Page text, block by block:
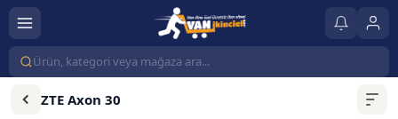
ZTE Axon 30